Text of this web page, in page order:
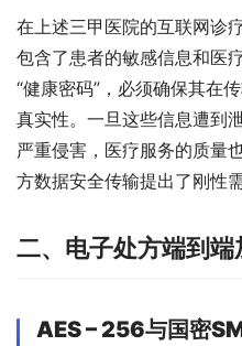
在上述三甲医院的互联网诊
包含了患者的敏感信息和医
“健康密码”，必须确保其在
真实性。一旦这些信息遭到
严重侵害，医疗服务的质量
方数据安全传输提出了刚性需
二、电子处方端到
AES – 256与国密